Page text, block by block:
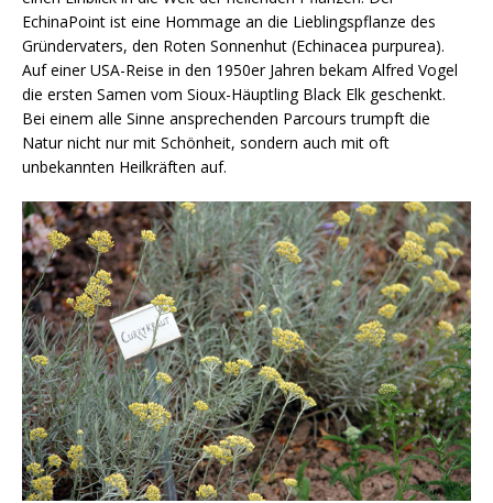
EchinaPoint ist eine Hommage an die Lieblingspflanze des
Gründervaters, den Roten Sonnenhut (Echinacea purpurea).
Auf einer USA-Reise in den 1950er Jahren bekam Alfred Vogel
die ersten Samen vom Sioux-Häuptling Black Elk geschenkt.
Bei einem alle Sinne ansprechenden Parcours trumpft die
Natur nicht nur mit Schönheit, sondern auch mit oft
unbekannten Heilkräften auf.